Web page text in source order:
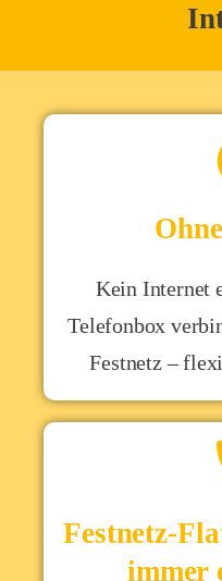
Kein Internet
Telefonbox
Festnetz –
Festnetz-
immer